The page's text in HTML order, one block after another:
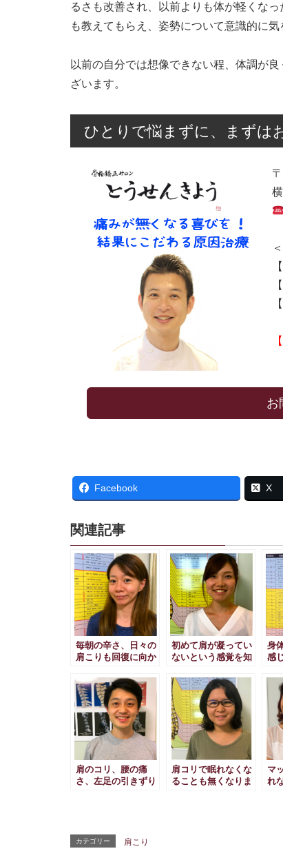
るさも改善され、以前よりも体が軽くな
も教えてもらえ、姿勢について意識的に気
以前の自分では想像できない程、体調が
ざいます。
ひとりで悩まずに、まずは
お
Facebook X
関連記事
毎朝の辛さ、日々の
肩こりも回復に向か
初めて肩が凝ってい
ないという感覚を知
た！
身
感
肩のコリ、腰の痛
さ、左足の引きずり
肩コリで眠れなくな
ることも無くなりま
マ
れ
カテゴリー 肩こり